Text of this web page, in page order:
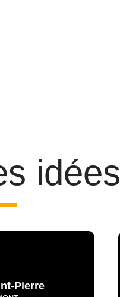
idées
Pierre